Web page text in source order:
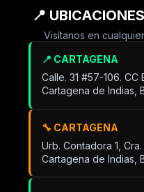
📍
Visítanos en
📍 CARTAGENA
Calle. 31 #57-106. CC
Cartagena de Indias,
🔧 CARTAGENA
Urb. Contadora 1,
Cartagena de Indias,